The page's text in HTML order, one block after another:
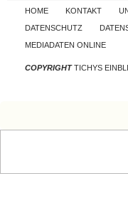
HOME KONTAKT
DATENSCHUTZ
MEDIADATEN ONLINE
COPYRIGHTTICHYS